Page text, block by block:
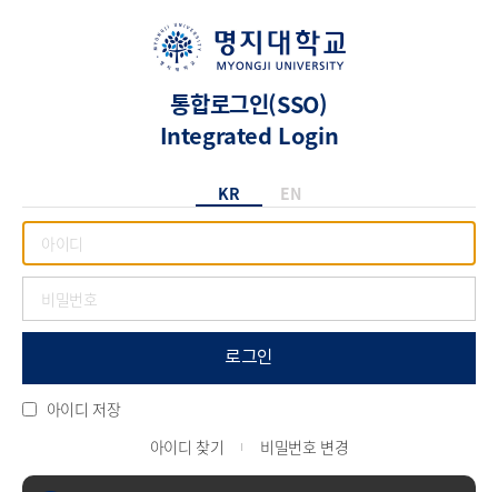
통합로그인(SSO)
Integrated Login
KR EN
로그인
아이디 저장
아이디 찾기
비밀번호 변경